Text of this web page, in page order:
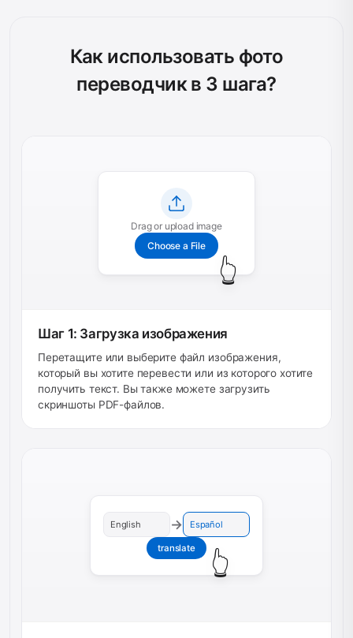
Как использовать фото
переводчик в 3 шага?
Drag or upload image
Choose a File
👆
Шаг 1: Загрузка изображения
Перетащите или выберите файл изображения,
который вы хотите перевести или из которого хотите
получить текст. Вы также можете загрузить
скриншоты PDF-файлов.
English → Español
translate
👆